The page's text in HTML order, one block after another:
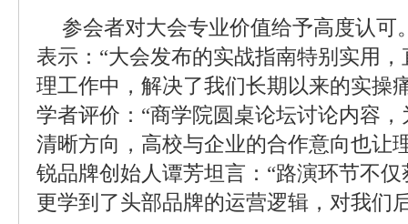
参会者对大会专业价值给予高度认可
表示：“大会发布的实战指南特别实用
理工作中，解决了我们长期以来的实操
学者评价：“商学院圆桌论坛讨论内容
清晰方向，高校与企业的合作意向也让
锐品牌创始人谭芳坦言：“路演环节不
更学到了头部品牌的运营逻辑，对我们